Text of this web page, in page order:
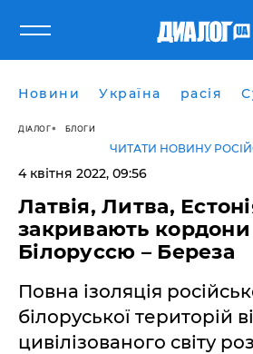
Новини Україна расія
ДІАЛОГ БЛОГИ
ЧИТАТИ НОВИНУ
4 квітня 2022, 09:56
Латвія, Литва,
закривають кордони
Білоруссю – Береза
Повна ізоляція
білоруської територій
цивілізованого світу